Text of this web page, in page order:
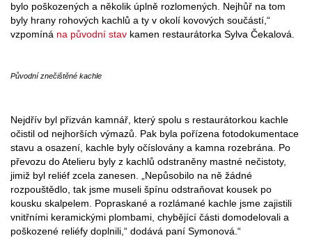
bylo poškozených a několik úplně rozlomených. Nejhůř na tom
byly hrany rohových kachlů a ty v okolí kovových součástí,“
vzpomíná na původní stav kamen restaurátorka Sylva Čekalová.
Původní znečištěné kachle
Nejdřív byl přizván kamnář, který spolu s restaurátorkou kachle
očistil od nejhorších výmazů. Pak byla pořízena fotodokumentace
stavu a osazení, kachle byly očíslovány a kamna rozebrána. Po
převozu do Atelieru byly z kachlů odstraněny mastné nečistoty,
jimiž byl reliéf zcela zanesen. „Nepůsobilo na ně žádné
rozpouštědlo, tak jsme museli špínu odstraňovat kousek po
kousku skalpelem. Popraskané a rozlámané kachle jsme zajistili
vnitřními keramickými plombami, chybějící části domodelovali a
poškozené reliéfy doplnili,“ dodává paní Symonová.“